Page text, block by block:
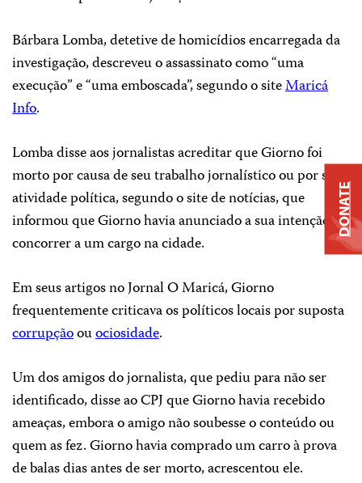
Bárbara Lomba, detetive de homicídios encarregada da
investigação, descreveu o assassinato como “uma
execução” e “uma emboscada”, segundo o siteMaricá
Info.
Lomba disse aos jornalistas acreditar que Giorno foi
morto por causa de seu trabalho jornalístico ou por sua
atividade política, segundo o site de notícias, que
informou que Giorno havia anunciado a sua intenção de
concorrer a um cargo na cidade.
Em seus artigos no Jornal O Maricá, Giorno
frequentemente criticava os políticos locais por suposta
corrupçãoouociosidade.
Um dos amigos do jornalista, que pediu para não ser
identificado, disse ao CPJ que Giorno havia recebido
ameaças, embora o amigo não soubesse o conteúdo ou
quem as fez. Giorno havia comprado um carro à prova
de balas dias antes de ser morto, acrescentou ele.
DONATE